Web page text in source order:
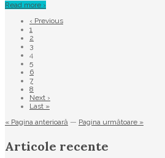
Read more ›
‹ Previous
1
2
3
4
5
6
7
8
Next ›
Last »
« Pagina anterioară — Pagina următoare »
Articole recente